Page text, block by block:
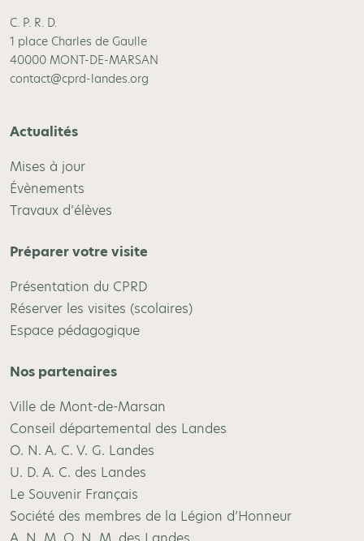
C. P. R. D.
1 place Charles de Gaulle
40000 MONT-DE-MARSAN
contact@cprd-landes.org
Actualités
Mises à jour
Évènements
Travaux d’élèves
Préparer votre visite
Présentation du CPRD
Réserver les visites (scolaires)
Espace pédagogique
Nos partenaires
Ville de Mont-de-Marsan
Conseil départemental des Landes
O. N. A. C. V. G. Landes
U. D. A. C. des Landes
Le Souvenir Français
Société des membres de la Légion d’Honneur